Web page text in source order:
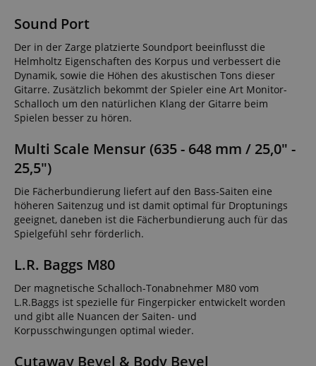
Sound Port
Der in der Zarge platzierte Soundport beeinflusst die
Helmholtz Eigenschaften des Korpus und verbessert die
Dynamik, sowie die Höhen des akustischen Tons dieser
Gitarre. Zusätzlich bekommt der Spieler eine Art Monitor-
Schalloch um den natürlichen Klang der Gitarre beim
Spielen besser zu hören.
Multi Scale Mensur (635 - 648 mm / 25,0" -
25,5")
Die Fächerbundierung liefert auf den Bass-Saiten eine
höheren Saitenzug und ist damit optimal für Droptunings
geeignet, daneben ist die Fächerbundierung auch für das
Spielgefühl sehr förderlich.
L.R. Baggs M80
Der magnetische Schalloch-Tonabnehmer M80 vom
L.R.Baggs ist spezielle für Fingerpicker entwickelt worden
und gibt alle Nuancen der Saiten- und
Korpusschwingungen optimal wieder.
Cutaway Bevel & Body Bevel